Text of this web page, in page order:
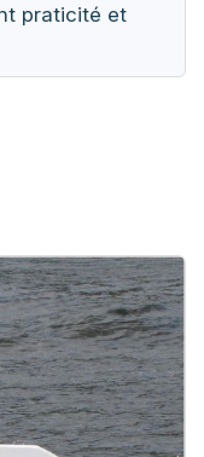
praticité et